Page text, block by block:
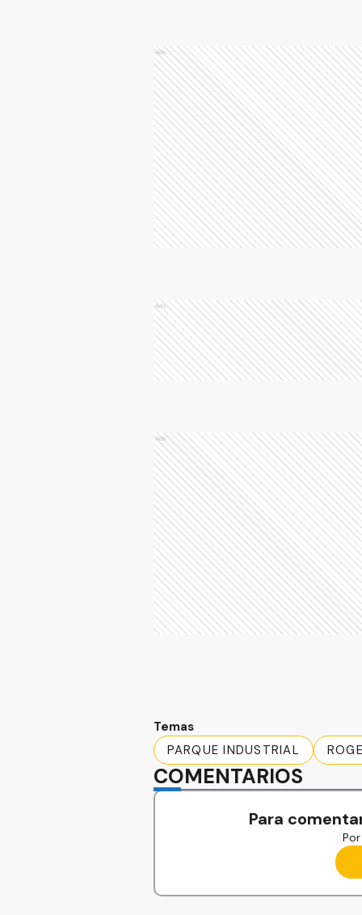
Ads
Ads
Ads
Temas
PARQUE INDUSTRIAL
COMENTARIOS
Para